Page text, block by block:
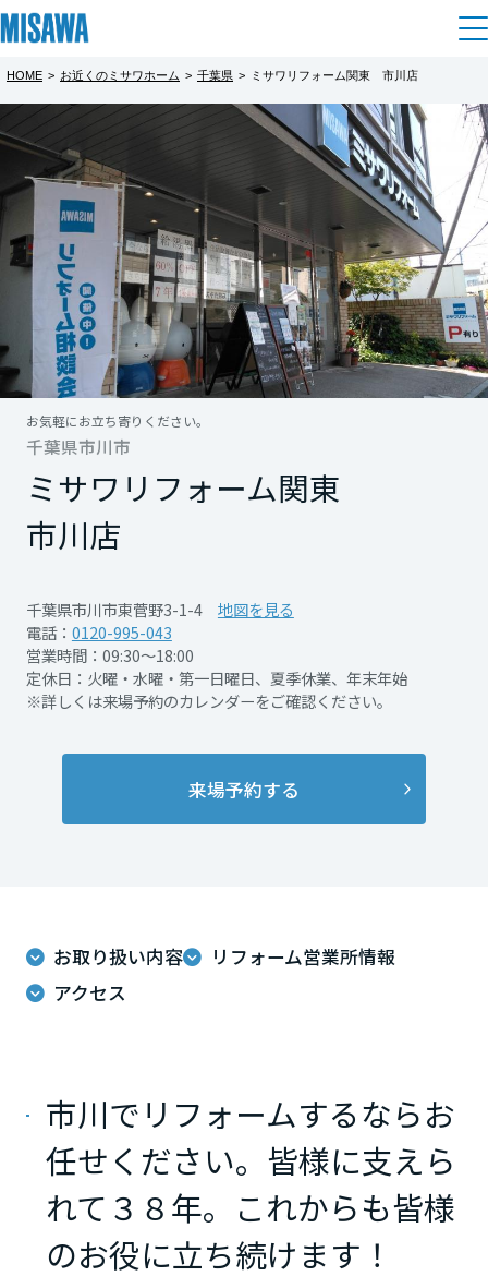
住まい
建てる [注文住宅]
商品ラインアップ
デザイン
テクノロジー（住まいの性能）
建築事例・建築実例
デザイナーズギャラリー
インテリア
住まいづくりガイド
買う
分譲住宅（建売・土地）検索
分譲マンション検索
住まいの売却
まいづくりを楽しく学べるデジタルラウンジです。
ホームラウンジ 新築・戸建て
土地活用
個人のお客さま
賃貸住宅
賃貸併用住宅
店舗・各種施設
土地活用モデルルーム見学
土地活用実例
企業不動産活用（CRE）戦略
社宅建築
これから土地活用・賃貸経営をご検討の方
リフォーム
戸建て・マンション
ミサワリフォームとは
リフォームの流れ
リフォームメニュー
リフォーム事例
事業用リノベーション
ホテル・旅館リフォーム
ームの具体策とアイデアを豊富にご用意しています。
ホームラウンジ リフォーム
まちづくり
複合開発・投資開発
複合開発事業（ASMACI-アスマチ-）
再開発・官民連携事業
分譲マンション開発事業
収益不動産・投資開発事業
建築再生事業
事業用売買
事業用地・事業用建物
すべてのフィールドに新しい価値をデザインし、持続可能な未来志向
のまちづくりを実現していきます。
オーナーサポート
サポートメニュー
住まいるりんぐ（ロングサポート）
アフターメンテナンス
ミサワリフォーム
ミサワホームオーナーさま・リフォーム工事ご契約者さまとミサワホ
ームを結ぶコミュニケーションサイト。お得・便利・安心なコンテン
ツや、ミサワホームからの大切なお知らせなど配信しています。
企業・IR情報
企業・IR
ニュース
MISAWAについて
ミサワホームグループ
IR情報
新卒者採用
ウエルネス事業
海外事業
展示 イベント情報
カタログ請求
住まいのご相談
HOME > お近くのミサワホーム > 千葉県 > ミサワリフォーム関東 市川店
千葉県市川市
ミサワリフォーム関東
市川店
千葉県市川市東菅野3-1-4
地図を見る
電話： 0120-995-043
営業時間：09:30～18:00
定休日：火曜・水曜・第一日曜日、夏季休業、年末年始
※詳しくは来場予約のカレンダーをご確認ください。
来場予約する
お気軽にお立ち寄りください。
お取り扱い内容
リフォーム営業所情報
アクセス
市川でリフォームするならお
任せください。皆様に支えら
れて３８年。これからも皆様
のお役に立ち続けます！
都道府県を選択
北海道
北海道
東北
青森県
岩手県
宮城県
秋田県
群馬県
埼玉県
千葉県